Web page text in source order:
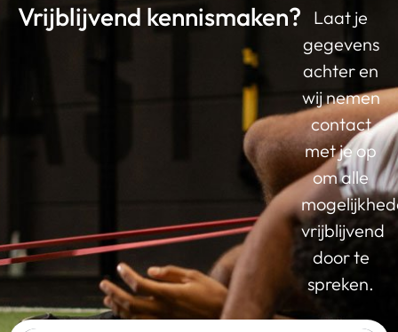
Vrijblijvend kennismaken?
Laat je
gegevens
achter en
wij nemen
contact
met je op
om alle
vrijblijvend
door te
spreken.